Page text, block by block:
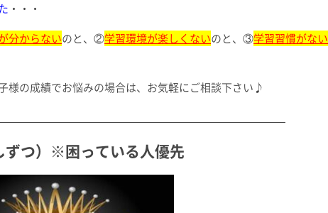
・・・
分からないのと、②学習環境が楽しくないのと、③学習習慣がない
の成績でお悩みの場合は、お気軽にご相談下さい♪
ずつ）※困っている人優先